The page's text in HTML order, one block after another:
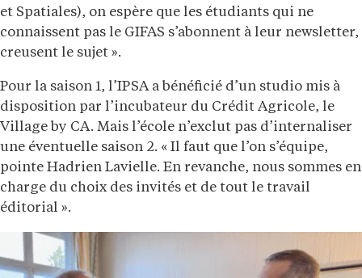
et Spatiales), on espère que les étudiants qui ne
connaissent pas le GIFAS s’abonnent à leur newsletter,
creusent le sujet ».
Pour la saison 1, l’IPSA a bénéficié d’un studio mis à
disposition par l’incubateur du Crédit Agricole, le
Village by CA. Mais l’école n’exclut pas d’internaliser
une éventuelle saison 2. « Il faut que l’on s’équipe,
pointe Hadrien Lavielle. En revanche, nous sommes en
charge du choix des invités et de tout le travail
éditorial ».